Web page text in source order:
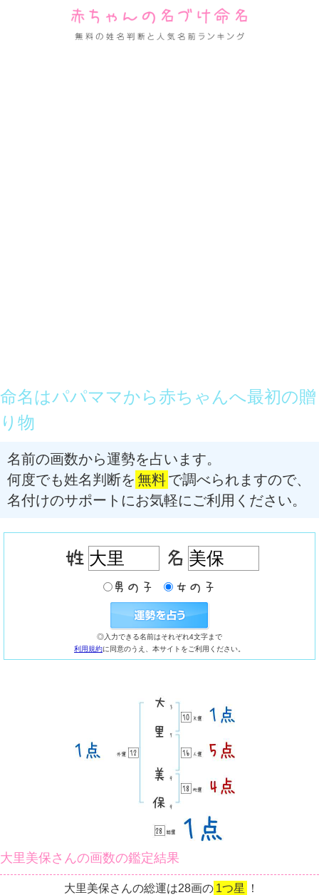
命名はパパママから赤ちゃんへ最初の贈
り物
名前の画数から運勢を占います。
何度でも姓名判断を 無料で調べられますので、
名付けのサポートにお気軽にご利用ください。
◎入力できる名前はそれぞれ4文字まで
利用規約に同意のうえ、本サイトをご利用ください。
大里美保さんの画数の鑑定結果
大里美保さんの総運は28画の 1つ星 ！